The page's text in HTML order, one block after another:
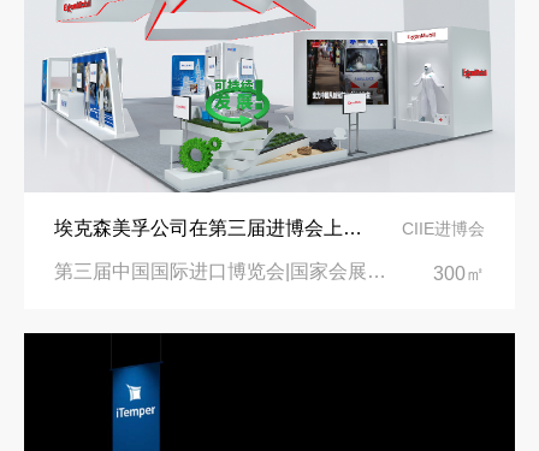
埃克森美孚公司在第三届进博会上展示非凡的展台搭建设计 CIIE进博会
第三届中国国际进口博览会|国家会展中心 300㎡